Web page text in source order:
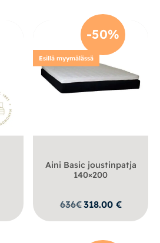
-50%
Esillä myymälässä
Aini Basic joustinpatja
140×200
636€318.00 €